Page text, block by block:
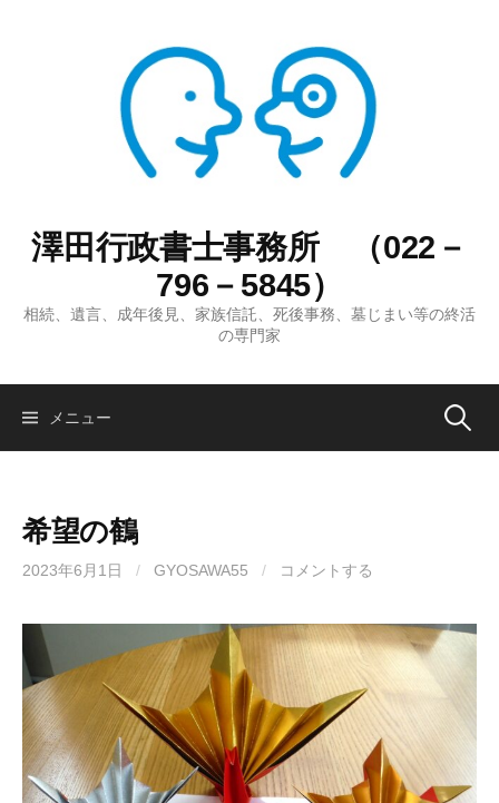
澤田行政書士事務所 （022－
796－5845）
相続、遺言、成年後見、家族信託、死後事務、墓じまい等の終活
の専門家
メニュー 検
希望の鶴
2023年6月1日 / GYOSAWA55 / コメントする